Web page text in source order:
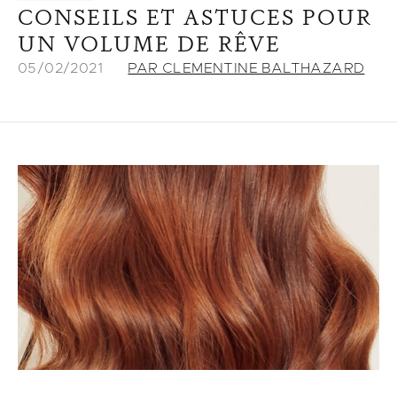
CONSEILS ET ASTUCES POUR
UN VOLUME DE RÊVE
05/02/2021 PAR CLEMENTINE BALTHAZARD